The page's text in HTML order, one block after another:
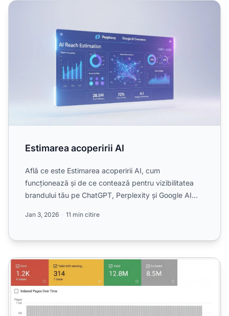
Estimarea acoperirii AI
Estimarea acoperirii AI
Află ce este Estimarea acoperirii AI, cum
funcționează și de ce contează pentru vizibilitatea
brandului tău pe ChatGPT, Perplexity și Google AI
Jan 3, 2026 11 min citire
Acoperirea indexului